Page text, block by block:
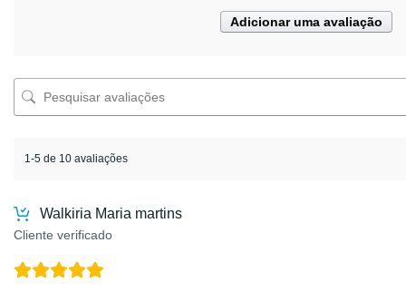
Adicionar uma avaliação
1-5 de 10 avaliações
Walkiria Maria martins
Cliente verificado